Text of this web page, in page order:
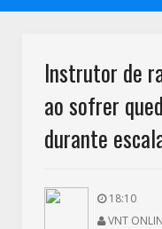
Instrutor de
ao sofrer
durante
18:10
VNT